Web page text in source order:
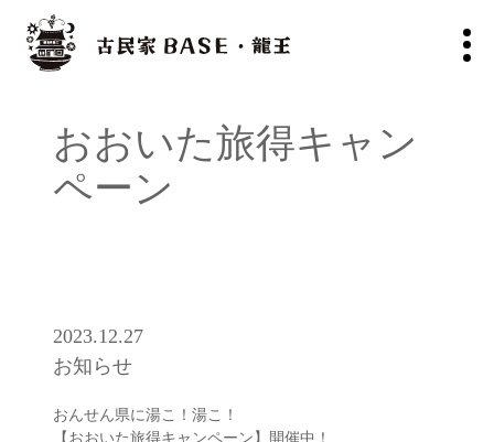
おおいた旅得キャン
ペーン
2023.12.27
お知らせ
おんせん県に湯こ！湯こ！
【おおいた旅得キャンペーン】開催中！